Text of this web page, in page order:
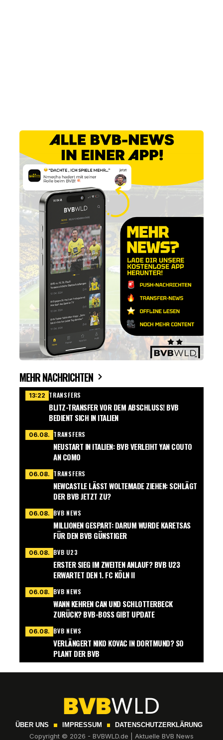
MEHR NACHRICHTEN
13:22 TRANSFERS
BLITZ-TRANSFER VOR DEM ABSCHLUSS! BVB
BEDIENT SICH IN ITALIEN
06.08. TRANSFERS
NEUSTART IN ITALIEN: BVB VERLEIHT YAN COUTO
AN COMO
06.08. TRANSFERS
NEWCASTLE LÄSST WOLTEMADE ZIEHEN: SCHLÄGT
DER BVB JETZT ZU?
06.08. BVB NEWS
MILLIONEN GESPART: DARUM WURDE KARETSAS
FÜR DEN BVB GÜNSTIGER
06.08. BVB U23
ERSTER SIEG IM ZWEITEN ANLAUF? BVB U23
ERWARTET DEN 1. FC KÖLN II
06.08. BVB NEWS
WANN KEHREN CAN UND SCHLOTTERBECK
ZURÜCK? BVB-BOSS GIBT UPDATE
06.08. BVB NEWS
VERLÄNGERT NIKO KOVAC IN DORTMUND? SO
PLANT DER BVB
ÜBER UNS IMPRESSUM DATENSCHUTZERKLÄRUNG
Copyright © 2026 - BVBWLD.de | Aktuelle BVB News